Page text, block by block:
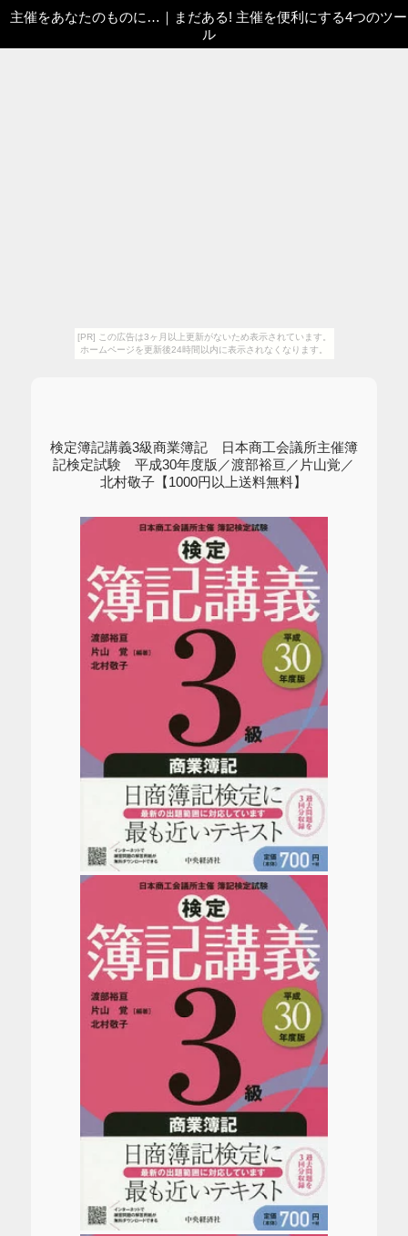
[PR] この広告は3ヶ月以上更新がないため表示されています。
ホームページを更新後24時間以内に表示されなくなります。
主催をあなたのものに… ｜ まだある! 主催を便利にする4つのツー
ル
検定簿記講義3級商業簿記 日本商工会議所主催簿
記検定試験 平成30年度版／渡部裕亘／片山覚／
北村敬子【1000円以上送料無料】